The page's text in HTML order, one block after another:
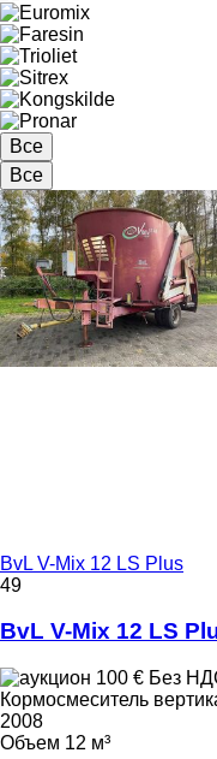
Все
Все
BvL V-Mix 12 LS Plus
49
BvL V-Mix 12 LS
100 € Без
Кормосмеситель
2008
Объем 12 м³